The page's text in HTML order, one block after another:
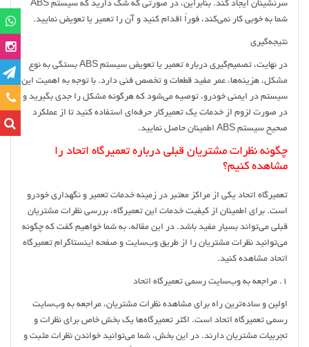
سرنشینان ایجاد کند. بنابراین، در صورتی که شک دارید که سیستم ABS
شما به خوبی کار نمی‌کند، فوراً اقدام کنید و آن را تعمیر یا تعویض نمایید.
نتیجه‌گیری
در نهایت، تصمیم‌گیری درباره تعمیر یا تعویض سیستم ABS بستگی به نوع
مشکل، هزینه‌ها، عمر مفید قطعات و تخصص فنی دارد. با توجه به اهمیت این
سیستم در ایمنی خودرو، توصیه می‌شود که هرگونه مشکل را جدی بگیرید و
در صورت لزوم از خدمات یک تعمیرکار حرفه‌ای استفاده کنید تا از عملکرد
صحیح سیستم ABS اطمینان حاصل نمایید.
چگونه نظرات مشتریان قبلی درباره تعمیرگاه اتحاد را
مشاهده کنیم؟
تعمیرگاه اتحاد یکی از مراکز معتبر در زمینه خدمات تعمیر و نگهداری خودرو
است. برای اطمینان از کیفیت خدمات این تعمیرگاه، بررسی نظرات مشتریان
قبلی می‌تواند بسیار مفید باشد. در این مقاله، به شما خواهیم گفت که چگونه
می‌توانید نظرات مشتریان را از طریق وب‌سایت و صفحه اینستاگرام تعمیرگاه
اتحاد مشاهده کنید.
1. مراجعه به وب‌سایت رسمی تعمیرگاه اتحاد
اولین و ساده‌ترین راه برای مشاهده نظرات مشتریان، مراجعه به وب‌سایت
رسمی تعمیرگاه اتحاد است. اکثر تعمیرگاه‌ها یک بخش خاص برای نظرات و
تجربیات مشتریان دارند. در این بخش، شما می‌توانید خواندن نظرات مثبت و